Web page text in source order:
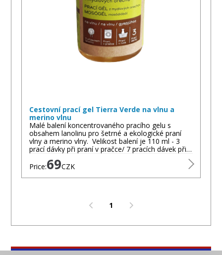
Cestovní prací gel Tierra Verde na vlnu a
merino vlnu
Malé balení koncentrovaného pracího gelu s
obsahem lanolinu pro šetrné a ekologické praní
vlny a merino vlny. Velikost balení je 110 ml - 3
prací dávky při praní v pračce/ 7 pracích dávek při…
Price:69CZK
1